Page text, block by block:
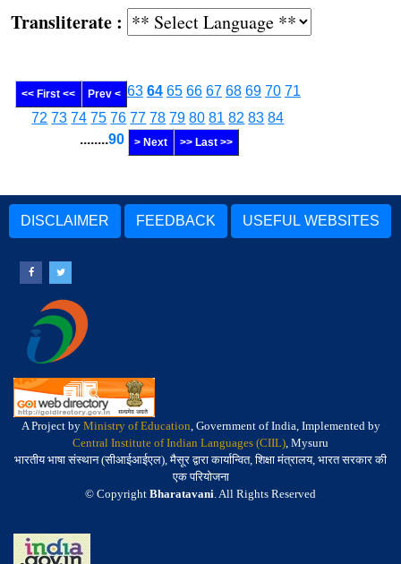
:
<< First << Prev < 63 64 65 66 67 68 69 70 71
72 73 74 75 76 77 78 79 80 81 82 83 84
........90 > Next >> Last >>
DISCLAIMER FEEDBACK USEFUL WEBSITES
A Project by Ministry of Education, Government of India, Implemented by
Central Institute of Indian Languages (CIIL), Mysuru
भारतीय भाषा संस्थान (सीआईआईएल), मैसूर द्वारा कार्यान्वित, शिक्षा मंत्रालय, भारत सरकार की
एक परियोजना
© Copyright Bharatavani. All Rights Reserved